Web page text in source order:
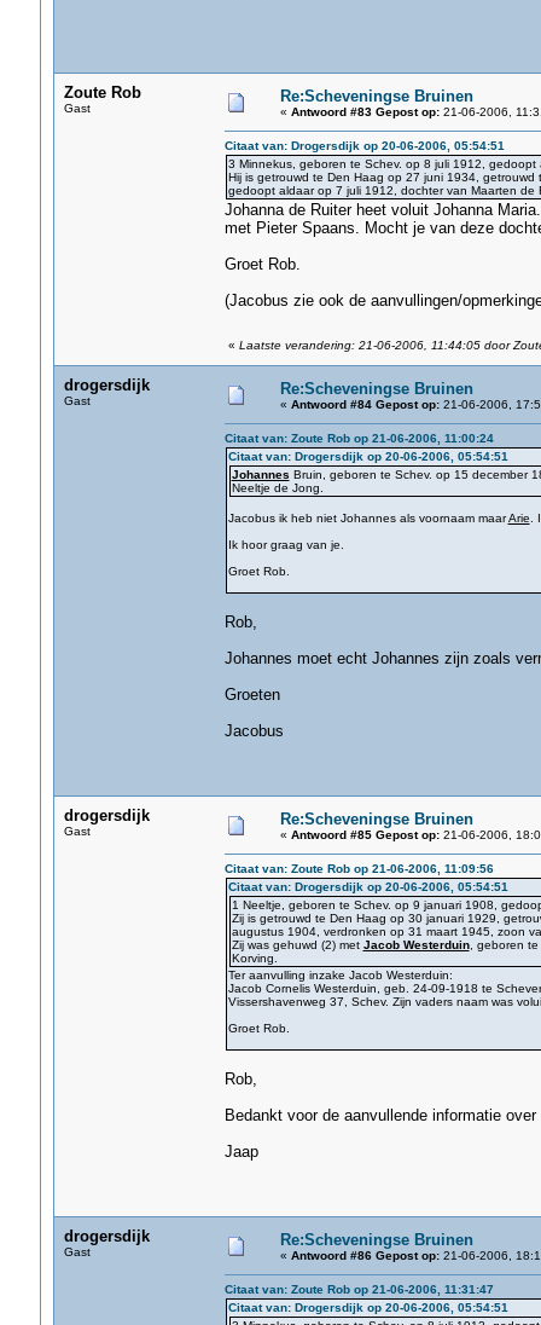
Zoute Rob
Gast
Re:Scheveningse Bruinen
« Antwoord #83 Gepost op:21-06-2006,
Citaat van: Drogersdijk op 20-06-2006, 05:54:51
3 Minnekus, geboren te Schev. op 8 juli 1912,
Hij is getrouwd te Den Haag op 27 juni 1934,
gedoopt aldaar op 7 juli 1912, dochter van Maarten de
Johanna de Ruiter heet voluit Johanna
met Pieter Spaans. Mocht je van deze
Groet Rob.
(Jacobus zie ook de aanvullingen/
« Laatste verandering: 21-06-2006, 11:44:05 door
drogersdijk
Gast
Re:Scheveningse Bruinen
« Antwoord #84 Gepost op:21-06-2006,
Citaat van: Zoute Rob op 21-06-2006, 11:00:24
Citaat van: Drogersdijk op 20-06-2006, 05:54:51
Johannes Bruin, geboren te Schev. op 15 december
Neeltje de Jong.
Jacobus ik heb niet Johannes als voornaam maarArie
Ik hoor graag van je.
Groet Rob.
Rob,
Johannes moet echt Johannes zijn zoals
Groeten
Jacobus
drogersdijk
Gast
Re:Scheveningse Bruinen
« Antwoord #85 Gepost op:21-06-2006,
Citaat van: Zoute Rob op 21-06-2006, 11:09:56
Citaat van: Drogersdijk op 20-06-2006, 05:54:51
1 Neeltje, geboren te Schev. op 9 januari 1908,
Zij is getrouwd te Den Haag op 30 januari 1929,
augustus 1904, verdronken op 31 maart 1945, zoon
Zij was gehuwd (2) met Jacob Westerduin, geboren te
Korving.
Ter aanvulling inzake Jacob Westerduin:
Jacob Cornelis Westerduin, geb. 24-09-1918 te
Vissershavenweg 37, Schev. Zijn vaders naam was
Groet Rob.
Rob,
Bedankt voor de aanvullende informatie
Jaap
drogersdijk
Gast
Re:Scheveningse Bruinen
« Antwoord #86 Gepost op:21-06-2006,
Citaat van: Zoute Rob op 21-06-2006, 11:31:47
Citaat van: Drogersdijk op 20-06-2006, 05:54:51